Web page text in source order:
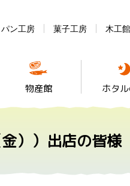
パン工房 菓子工房 木工館
物産館 ホタ
））出店の皆様